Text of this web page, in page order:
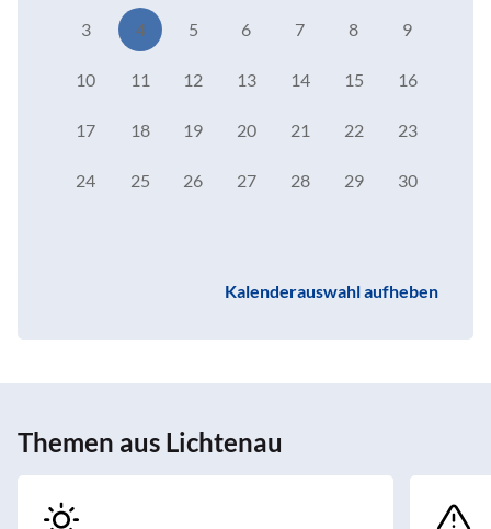
3 4 5 6 7 8 9
10 11 12 13 14 15 16
17 18 19 20 21 22 23
24 25 26 27 28 29 30
Kalenderauswahl aufheben
Themen aus Lichtenau